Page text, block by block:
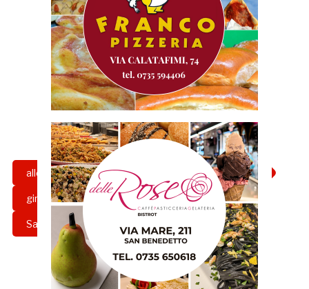
allenamento capuano fermana
girone b pirani porte chiuse
Samb